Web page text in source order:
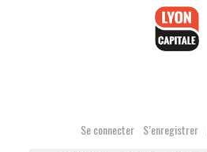
Se connecter S’enregistrer